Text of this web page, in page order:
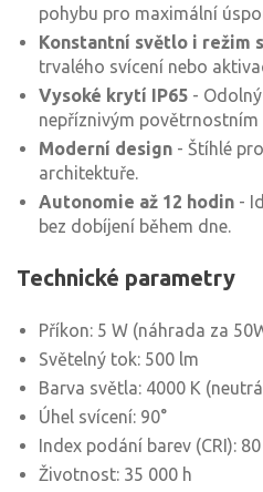
pohybu pro maximální
Konstantní světlo i režim
trvalého svícení nebo
Vysoké krytí IP65 -
nepříznivým
Moderní design - Štíhlé
architektuře.
Autonomie až 12 hodin -
bez dobíjení během dne.
Technické parametry
Příkon: 5 W (náhrada za
Světelný tok: 500 lm
Barva světla: 4000 K
Úhel svícení: 90°
Index podání barev (CRI): 80
Životnost: 35 000 h